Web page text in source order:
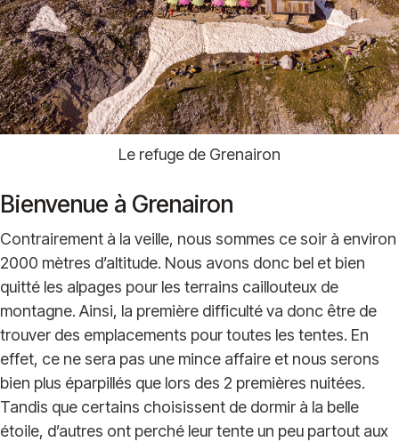
Le refuge de Grenairon
Bienvenue à Grenairon
Contrairement à la veille, nous sommes ce soir à environ
2000 mètres d’altitude. Nous avons donc bel et bien
quitté les alpages pour les terrains caillouteux de
montagne. Ainsi, la première difficulté va donc être de
trouver des emplacements pour toutes les tentes. En
effet, ce ne sera pas une mince affaire et nous serons
bien plus éparpillés que lors des 2 premières nuitées.
Tandis que certains choisissent de dormir à la belle
étoile, d’autres ont perché leur tente un peu partout aux